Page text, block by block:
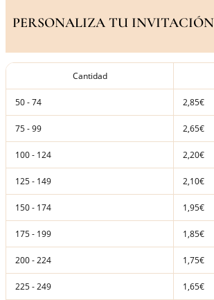
PERSONALIZA TU INVITACIÓN
Cantidad
50 - 74 2,85€
75 - 99 2,65€
100 - 124 2,20€
125 - 149 2,10€
150 - 174 1,95€
175 - 199 1,85€
200 - 224 1,75€
225 - 249 1,65€